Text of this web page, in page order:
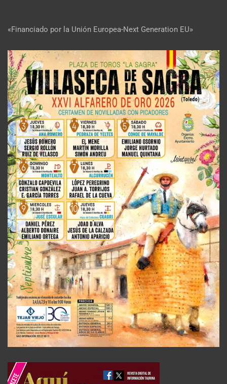
«Financiado por la Unión Europea-Next Generation EU»